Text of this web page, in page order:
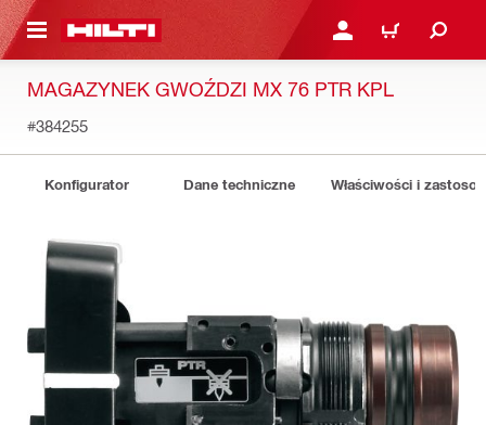
GŁÓWNEJ ZALOGUJ SIĘ LUB
KOSZYK
MAGAZYNEK GWOŹDZI MX 76 PTR KPL
#384255
Konfigurator Dane techniczne Właściwości i